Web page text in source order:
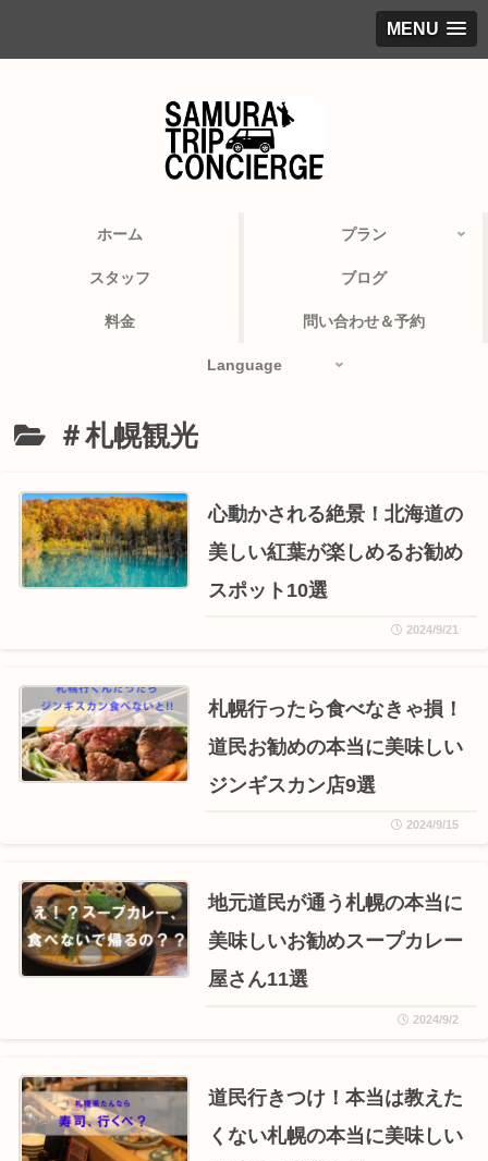
MENU
ホーム プラン
スタッフ ブログ
料金 問い合わせ＆予約
Language
＃札幌観光
心動かされる絶景！北海道の
美しい紅葉が楽しめるお勧め
スポット10選
2024/9/21
札幌行ったら食べなきゃ損！
道民お勧めの本当に美味しい
ジンギスカン店9選
2024/9/15
地元道民が通う札幌の本当に
美味しいお勧めスープカレー
屋さん11選
2024/9/2
道民行きつけ！本当は教えた
くない札幌の本当に美味しい